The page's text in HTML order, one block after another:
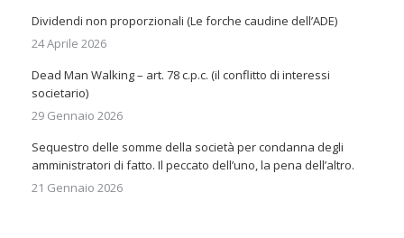
Dividendi non proporzionali (Le forche caudine dell’ADE)
24 Aprile 2026
Dead Man Walking – art. 78 c.p.c. (il conflitto di interessi
societario)
29 Gennaio 2026
Sequestro delle somme della società per condanna degli
amministratori di fatto. Il peccato dell’uno, la pena dell’altro.
21 Gennaio 2026